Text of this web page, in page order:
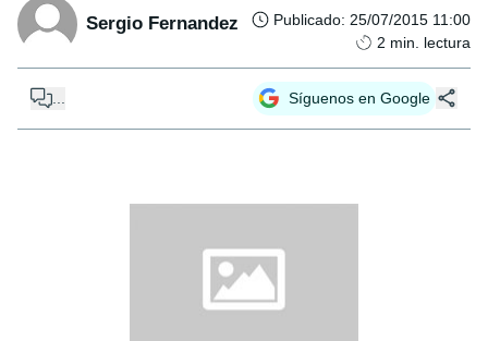
Sergio Fernandez Publicado: 25/07/2015 11:00
2 min. lectura
Síguenos en Google